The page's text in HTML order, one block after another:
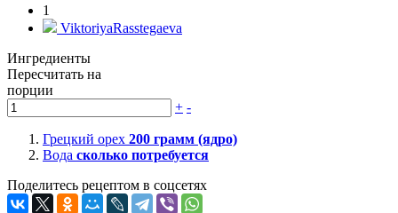
1
ViktoriyaRasstegaeva
Ингредиенты
Пересчитать на
порции
+ -
Грецкий орех 200 грамм (ядро)
Вода сколько потребуется
Поделитесь рецептом в соцсетях